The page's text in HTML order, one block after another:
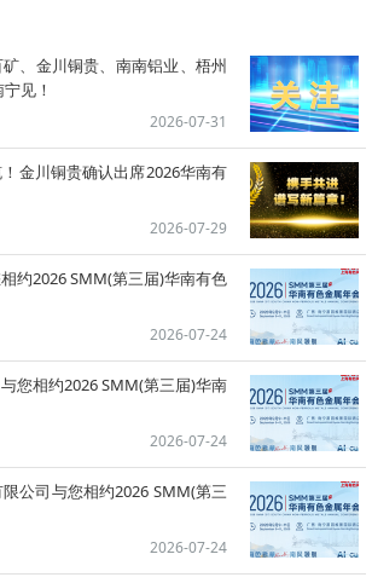
、金川铜贵、南南铝业、梧州
见！
2026-07-31
金川铜贵确认出席2026华南有
2026-07-29
约2026 SMM(第三届)华南有色
2026-07-24
您相约2026 SMM(第三届)华南
2026-07-24
公司与您相约2026 SMM(第三
2026-07-24